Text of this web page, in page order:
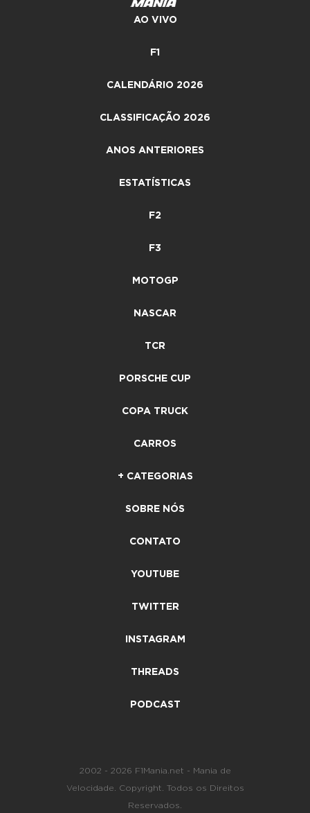
AO VIVO
F1
CALENDÁRIO 2026
CLASSIFICAÇÃO 2026
ANOS ANTERIORES
ESTATÍSTICAS
F2
F3
MOTOGP
NASCAR
TCR
PORSCHE CUP
COPA TRUCK
CARROS
+ CATEGORIAS
SOBRE NÓS
CONTATO
YOUTUBE
TWITTER
INSTAGRAM
THREADS
PODCAST
2002 - 2026 F1Mania.net - Mania de
Velocidade. Copyright. Todos os Direitos
Reservados.